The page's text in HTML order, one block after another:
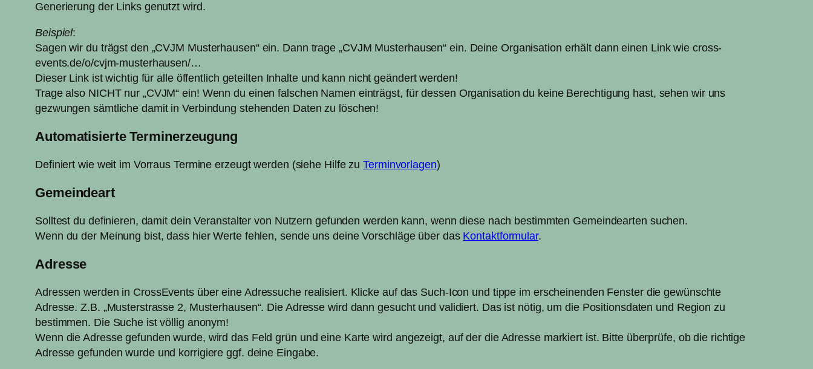
Generierung der Links genutzt wird.
Beispiel:
Sagen wir du trägst den „CVJM Musterhausen“ ein. Dann trage „CVJM Musterhausen“ ein. Deine Organisation erhält dann einen Link wie cross-
events.de/o/cvjm-musterhausen/…
Dieser Link ist wichtig für alle öffentlich geteilten Inhalte und kann nicht geändert werden!
Trage also NICHT nur „CVJM“ ein! Wenn du einen falschen Namen einträgst, für dessen Organisation du keine Berechtigung hast, sehen wir uns
gezwungen sämtliche damit in Verbindung stehenden Daten zu löschen!
Automatisierte Terminerzeugung
Definiert wie weit im Vorraus Termine erzeugt werden (siehe Hilfe zuTerminvorlagen)
Gemeindeart
Solltest du definieren, damit dein Veranstalter von Nutzern gefunden werden kann, wenn diese nach bestimmten Gemeindearten suchen.
Wenn du der Meinung bist, dass hier Werte fehlen, sende uns deine Vorschläge über das Kontaktformular.
Adresse
Adressen werden in CrossEvents über eine Adressuche realisiert. Klicke auf das Such-Icon und tippe im erscheinenden Fenster die gewünschte
Adresse. Z.B. „Musterstrasse 2, Musterhausen“. Die Adresse wird dann gesucht und validiert. Das ist nötig, um die Positionsdaten und Region zu
bestimmen. Die Suche ist völlig anonym!
Wenn die Adresse gefunden wurde, wird das Feld grün und eine Karte wird angezeigt, auf der die Adresse markiert ist. Bitte überprüfe, ob die richtige
Adresse gefunden wurde und korrigiere ggf. deine Eingabe.